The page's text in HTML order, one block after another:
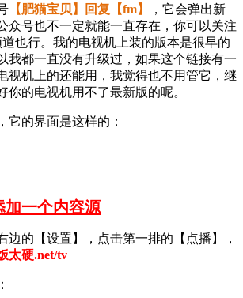
【肥猫宝贝】回复【fm】
，它会弹出新
众号也不一定就能一直存在，你可以关注
也行。我的电视机上装的版本是很早的
我都一直没有升级过，如果这个链接有一
视机上的还能用，我觉得也不用管它，继
你的电视机用不了最新版的呢。
它的界面是这样的：
加一个内容源
的【设置】，点击第一排的【点播】，
太硬.net/tv